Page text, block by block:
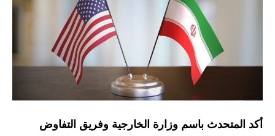
المنح المالية
قطع الاراضي
اخبار العراق
الاخبار السياسية
الاخبار الامنية
أكد المتحدث باسم وزارة الخارجية وفريق التفاوض